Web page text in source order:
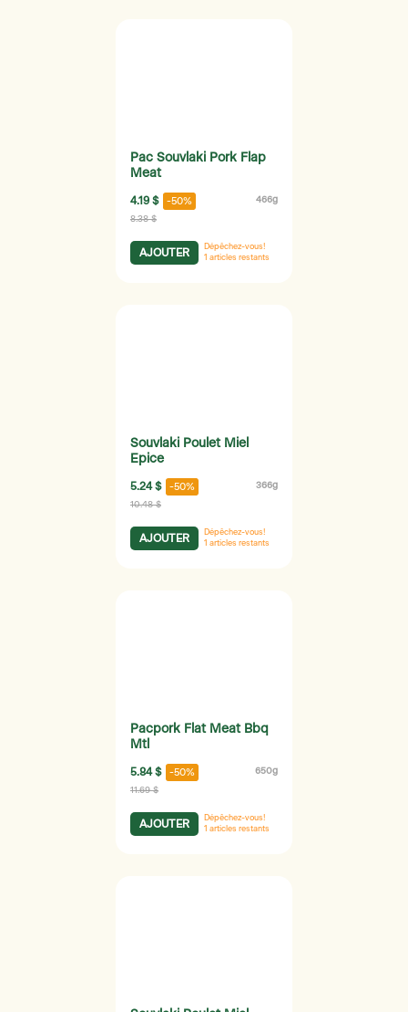
Pac Souvlaki Pork Flap
Meat
4.19 $ -50% 466g
8.38 $
AJOUTER
Dépêchez-vous!
1 articles restants
Souvlaki Poulet Miel
Epice
5.24 $ -50% 366g
10.48 $
AJOUTER
Dépêchez-vous!
1 articles restants
Pacpork Flat Meat Bbq
Mtl
5.84 $ -50% 650g
11.69 $
AJOUTER
Dépêchez-vous!
1 articles restants